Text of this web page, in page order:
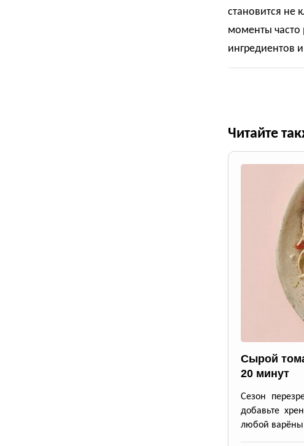
становится не
моменты часто
ингредиентов
Читайте
Сырой
20 минут
Сезон
добавьте
любой